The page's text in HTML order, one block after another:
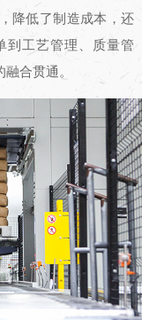
降低了制造成本，还
到工艺管理、质量管
合贯通。